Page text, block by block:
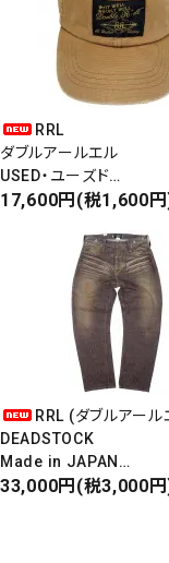
RRL
ダブルアールエル
USED・ユーズド
6PANEL CAP
17,600円(税1,600
RRL (ダブルアール
DEADSTOCK
Made in JAPAN
DAMAGE DENIM
33,000円(税3,000